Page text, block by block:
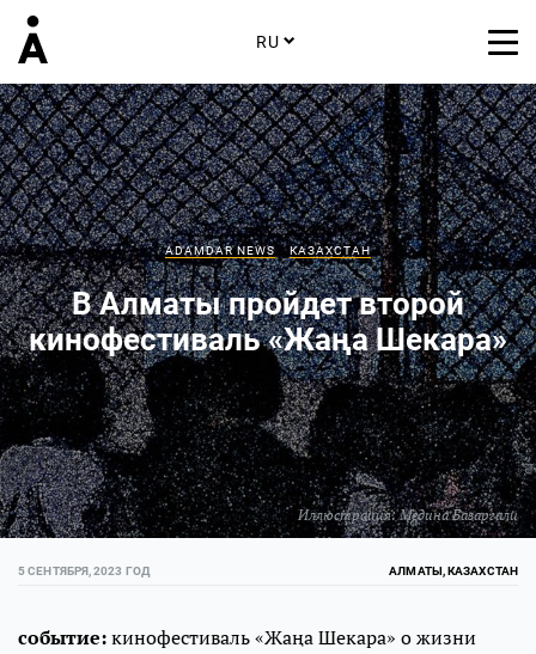
RU
Иллюстрация: Медина Базаргали
ADAMDAR NEWS КАЗАХСТАН
В Алматы пройдет второй
кинофестиваль «Жаңа Шекара»
5 СЕНТЯБРЯ, 2023 ГОД АЛМАТЫ, КАЗАХСТАН
событие:кинофестиваль «Жаңа Шекара» о жизни